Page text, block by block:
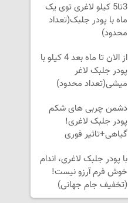
3تا5 کیلو لاغری توی یک
ماه با پودر جلبک(تعداد
محدود)
از الان تا ماه بعد 4 کیلو با
پودر جلبک لاغر
میشی(تعداد محدود)
دشمن چربی های شکم
پودر جلبک لاغری!
گیاهی+تاثیر فوری
با پودر جلبک لاغری، اندام
خوش فرم آرزو نیست!
(تخفیف جام جهانی)